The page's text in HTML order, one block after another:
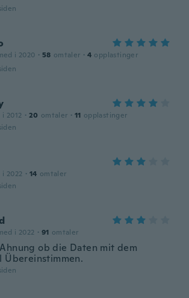
i 2020 · 58 omtaler · 4 opplastinger
2012 · 20 omtaler · 11 opplastinger
2022 · 14 omtaler
i 2022 · 91 omtaler
ob die Daten mit dem
Übereinstimmen.